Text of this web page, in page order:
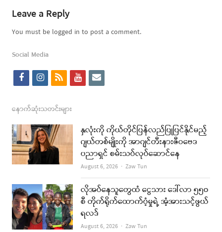
Leave a Reply
You must be logged in to post a comment.
Social Media
f
c
e
b
o
k
i
s
t
a
g
a
m
r
s
y
t
u
b
e
e
i
l
နောက်ဆုံးသတင်းများ
နှလုံးကို ကိုယ်တိုင်ပြန်လည်ပြုပြင်နိုင်မည့်
ဂျယ်တစ်မျိုးကို အာဂျင်တီးနားဇီဝဗေဒ
ပညာရှင် စမ်းသပ်လုပ်ဆောင်နေ
August 6, 2026 Author
Zaw Tun
လိုအပ်နေသူတွေထံ ငွေသား ဒေါ်လာ ၅၅၀
စီ တိုက်ရိုက်ထောက်ပံ့မှုရဲ့ အံ့အားသင့်ဖွယ်
ရလဒ်
August 6, 2026 Author
Zaw Tun